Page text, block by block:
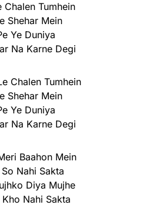
Chalen Tumhein
Shehar Mein
Ye Duniya
Na Karne Degi
Chalen Tumhein
Shehar Mein
Ye Duniya
Na Karne Degi
Baahon Mein
Nahi Sakta
Diya Mujhe
Nahi Sakta